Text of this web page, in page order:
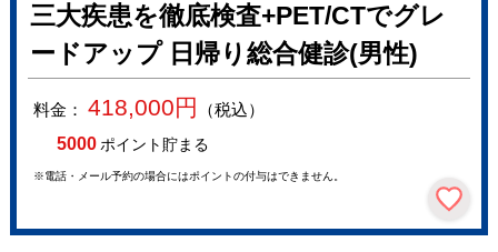
三大疾患を徹底検査+PET/CTでグレ
ードアップ 日帰り総合健診(男性)
料金： 418,000円
（税込）
5000ポイント貯まる
※電話・メール予約の場合にはポイントの付与はできません。